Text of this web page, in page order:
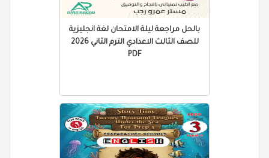
بالحل مراجعة ليلة الامتحان لغة انجليزية
للصف الثالث الاعدادي الترم الثاني 2026
PDF